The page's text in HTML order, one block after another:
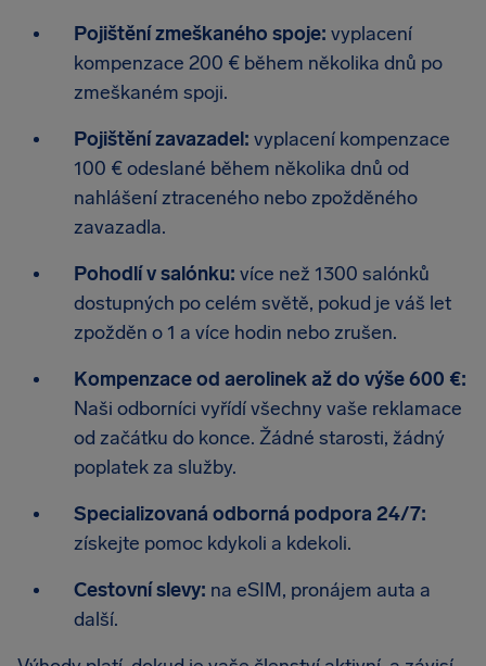
Pojištění zmeškaného spoje: vyplacení
kompenzace 200 € během několika dnů po
zmeškaném spoji.
Pojištění zavazadel: vyplacení kompenzace
100 € odeslané během několika dnů od
nahlášení ztraceného nebo zpožděného
zavazadla.
Pohodlí v salónku: více než 1300 salónků
dostupných po celém světě, pokud je váš let
zpožděn o 1 a více hodin nebo zrušen.
Kompenzace od aerolinek až do výše 600 €:
Naši odborníci vyřídí všechny vaše reklamace
od začátku do konce. Žádné starosti, žádný
poplatek za služby.
Specializovaná odborná podpora 24/7:
získejte pomoc kdykoli a kdekoli.
Cestovní slevy: na eSIM, pronájem auta a
další.